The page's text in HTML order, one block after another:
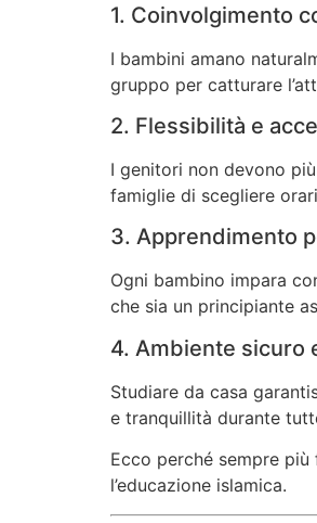
1. Coinvolgimento
I bambini amano
gruppo per catturare
2. Flessibilità e
I genitori non devono
famiglie di scegliere
3. Apprendimento
Ogni bambino impara
che sia un principiante
4. Ambiente sicuro
Studiare da casa
e tranquillità durante
Ecco perché sempre
l’educazione islamica.